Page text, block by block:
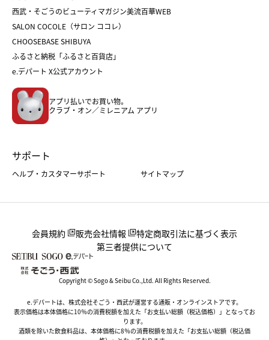
ホワイトデー
バレンタイン
ホワイトデー
おせち
フード
ホーム・キッチン＆アート
西武・そごうのビューティマガジン美流百華WEB
SALON COCOLE（サロン ココレ）
CHOOSEBASE SHIBUYA
ふるさと納税「ふるさと百貨店」
e.デパート X公式アカウント
アプリ払いでお買い物。
クラブ・オン／ミレニアム アプリ
サポート
ヘルプ・カスタマーサポート サイトマップ
会員規約 販売会社情報
特定商取引法に基づく表示
第三者提供について
Copyright © Sogo & Seibu Co.,Ltd. All Rights Reserved.
e.デパートは、株式会社そごう・西武が運営する通販・オンラインストアです。
表示価格は本体価格に10％の消費税額を加えた「お支払い総額（税込価格）」となってお
ります。
酒類を除いた飲食料品は、本体価格に8％の消費税額を加えた「お支払い総額（税込価